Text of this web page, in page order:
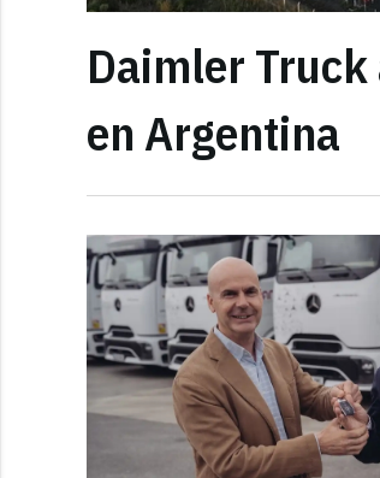
Daimler
en Argentina